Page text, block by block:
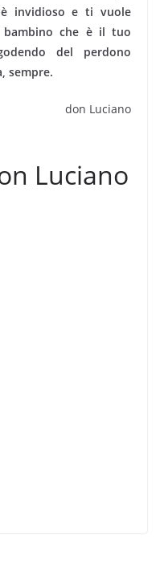
invidioso e ti vuole
bambino che è il tuo
del perdono
sempre.
don Luciano
Luciano